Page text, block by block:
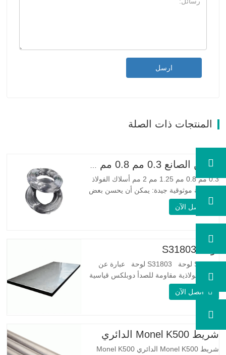
ارسل
المنتجات ذات الصلة
0.3 مم 0.8 مم 1.25 مم 2 مم أسلاك الفولاذ
المجلفنة موثوقية جيدة: يمكن أن يحسن بعض
العقد والنتوءات والصدأ على الأسلاك الفولاذية
مرونة جيدة: صلابة الفولاذ المجلفن جيدة جدًا،
والمرونة جيدة جدًا، ومناسبة جدًا لصنع الربيع
مواصفة اسم المنتج الأسلاك المجلفنة…
اتصل الآن
S31803 لوحة S31803 لوحة عبارة عن
سبيكة فولاذية مقاومة للصدأ دوبلكس قياسية
على الوجهين. لديها بنية مجهرية من
الميكانيكي الموثوق به ، والليونة ، وخصائص
من 34 مما يشير إلى أن مقاومة…
اتصل الآن
شريط Monel K500 الدائري
شريط Monel K500 الدائري Monel K500